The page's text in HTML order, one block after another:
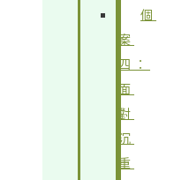
個
案
四：
面
對
沉
重